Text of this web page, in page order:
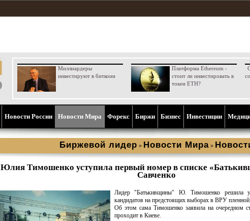
Миллиардеры
инвестируют в биткоин
Платформа Ethereum -
стоит ли инвестировать в
токен ETH?
Новости России Новости Мира Форекс Биржи Бизнес Инвестиции
Биржевой лидер » Новости Мира »
Юлия Тимошенко уступила первый номер в списке
Савченко
Лидер "Батькивщины" Ю. Тимошенко решила
кандидатов на предстоящих выборах в ВРУ
Об этом сама Тимошенко заявила на очередном
проходит в Киеве.